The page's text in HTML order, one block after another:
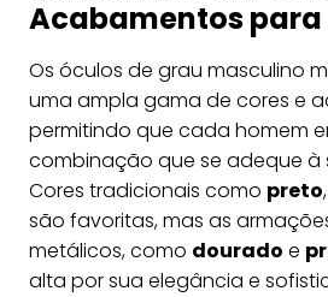
Acabamentos para
Os óculos de grau masculino
uma ampla gama de cores e
permitindo que cada homem
combinação que se adeque à
Cores tradicionais como preto,
são favoritas, mas as
metálicos, como dourado e
alta por sua elegância e